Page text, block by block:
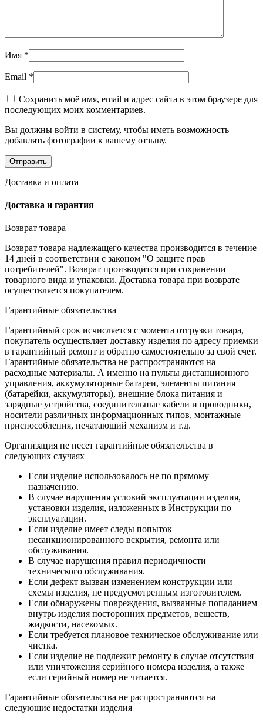
Имя *
Email *
Сохранить моё имя, email и адрес сайта в этом браузере для
последующих моих комментариев.
Вы должны войти в систему, чтобы иметь возможность
добавлять фотографии к вашему отзыву.
Доставка и оплата
Доставка и гарантия
Возврат товара
Возврат товара надлежащего качества производится в течение
14 дней в соответствии с законом "О защите прав
потребителей". Возврат производится при сохранении
товарного вида и упаковки. Доставка товара при возврате
осуществляется покупателем.
Гарантийные обязательства
Гарантийный срок исчисляется с момента отгрузки товара,
покупатель осуществляет доставку изделия по адресу приемки
в гарантийный ремонт и обратно самостоятельно за свой счет.
Гарантийные обязательства не распространяются на
расходные материалы. А именно на пульты дистанционного
управления, аккумуляторные батареи, элементы питания
(батарейки, аккумуляторы), внешние блока питания и
зарядные устройства, соединительные кабели и проводники,
носители различных информационных типов, монтажные
приспособления, печатающий механизм и т.д.
Организация не несет гарантийные обязательства в
следующих случаях
Если изделие использовалось не по прямому
назначению.
В случае нарушения условий эксплуатации изделия,
установки изделия, изложенных в Инструкции по
эксплуатации.
Если изделие имеет следы попыток
несанкционированного вскрытия, ремонта или
обслуживания.
В случае нарушения правил периодичности
технического обслуживания.
Если дефект вызван изменением конструкции или
схемы изделия, не предусмотренным изготовителем.
Если обнаружены повреждения, вызванные попаданием
внутрь изделия посторонних предметов, веществ,
жидкости, насекомых.
Если требуется плановое техническое обслуживание или
чистка.
Если изделие не подлежит ремонту в случае отсутствия
или уничтожения серийного номера изделия, а также
если серийный номер не читается.
Гарантийные обязательства не распространяются на
следующие недостатки изделия